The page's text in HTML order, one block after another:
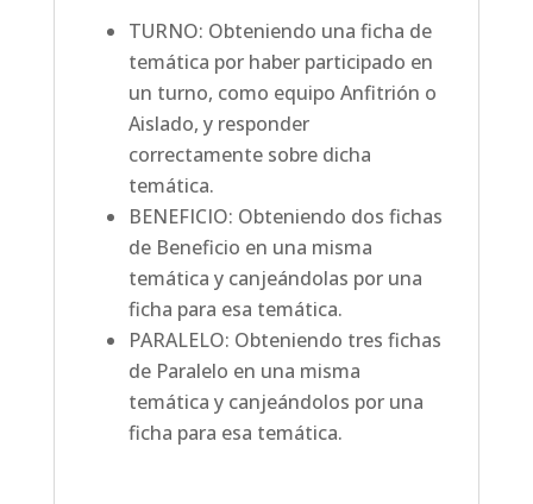
TURNO: Obteniendo una ficha de
temática por haber participado en
un turno, como equipo Anfitrión o
Aislado, y responder
correctamente sobre dicha
temática.
BENEFICIO: Obteniendo dos fichas
de Beneficio en una misma
temática y canjeándolas por una
ficha para esa temática.
PARALELO: Obteniendo tres fichas
de Paralelo en una misma
temática y canjeándolos por una
ficha para esa temática.